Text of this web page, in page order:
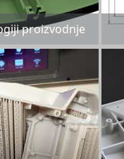
proizvodnje